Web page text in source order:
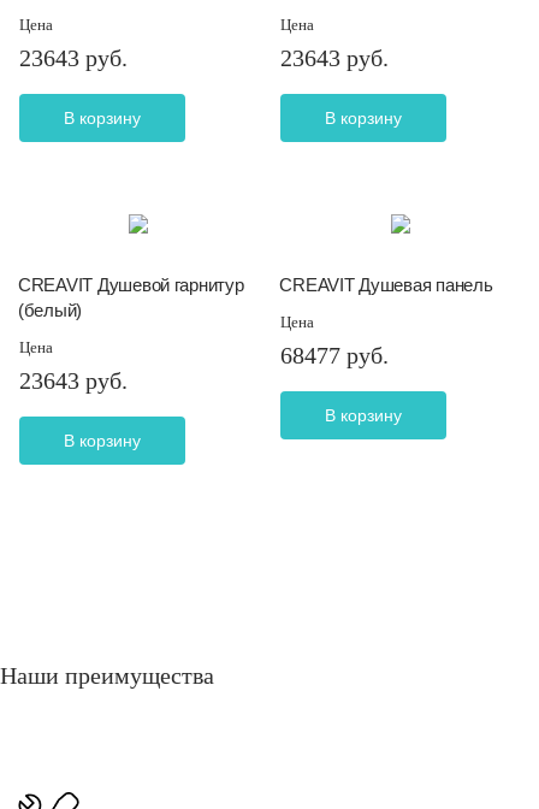
Цена
23643 руб.
В корзину
Цена
23643 руб.
В корзину
CREAVIT Душевой гарнитур
(белый)
Цена
23643 руб.
В корзину
CREAVIT Душевая панель
Цена
68477 руб.
В корзину
Наши преимущества